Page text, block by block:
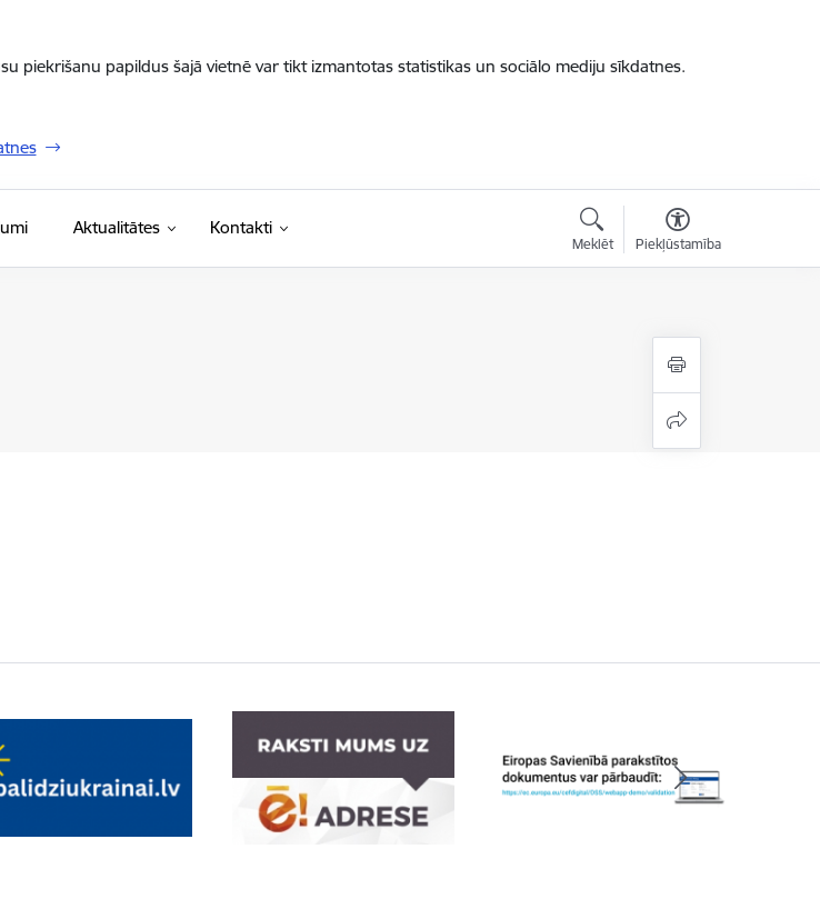
piekrišanu papildus šajā vietnē var tikt izmantotas statistikas un sociālo mediju sīkdatnes.
Aktualitātes Kontakti
Meklēt Piekļūstamība